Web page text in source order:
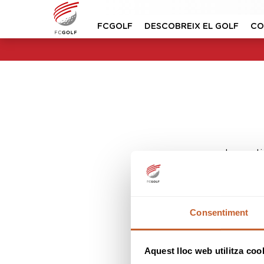
Consentiment
Aquest lloc web utilitza
FCGOLF DESCOBREIX EL GOLF
Lo